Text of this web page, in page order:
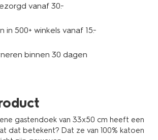
vanaf 30.-
in 500+ winkels vanaf 15.-
binnen 30 dagen
gastendoek van 33x50 cm heeft een
dat betekent? Dat ze van 100% katoen